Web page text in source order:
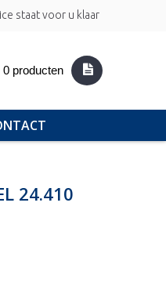
staat voor u klaar
0 producten
24.410